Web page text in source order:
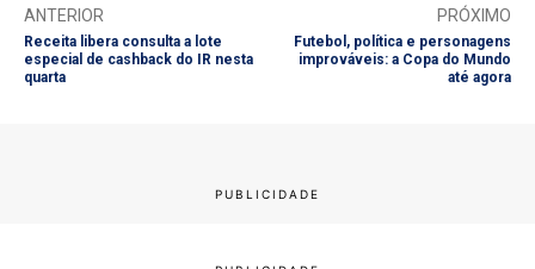
ANTERIOR
Receita libera consulta a lote
especial de cashback do IR nesta
quarta
PRÓXIMO
Futebol, política e personagens
improváveis: a Copa do Mundo
até agora